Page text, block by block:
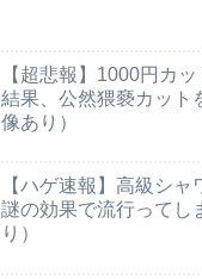
【超悲報】1000円カ
結果、公然猥褻カット
像あり）
【ハゲ速報】高級シャ
謎の効果で流行ってし
り）